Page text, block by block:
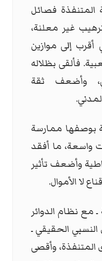
المتنفذة فصائل
غير معلنة،
إلى موازين
فألقى بظلاله
وأضعف ثقة
بوصفها ممارسة
واسعة، ما أفقد
وأضعف تأثير
لا الأموال.
مع نظام الدوائر
الحقيقي ـ
وأقصى